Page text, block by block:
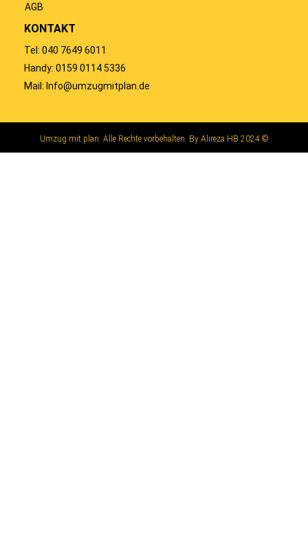
AGB
KONTAKT
Tel: 040 7649 6011
Handy: 0159 0114 5336
Mail: Info@umzugmitplan.de
Umzug mit plan. Alle Rechte vorbehalten. By Alireza HB 2024 ©